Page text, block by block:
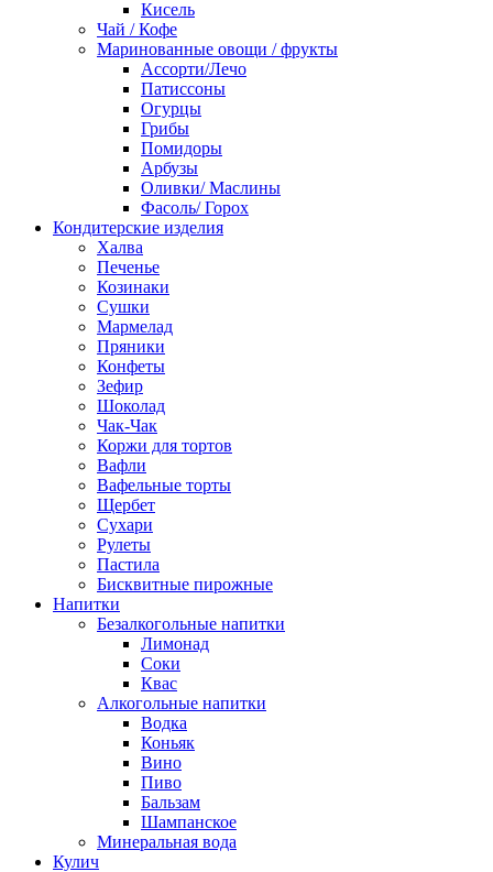
Кисель
Чай / Кофе
Маринованные овощи / фрукты
Ассорти/Лечо
Патиссоны
Огурцы
Грибы
Помидоры
Арбузы
Оливки/ Маслины
Фасоль/ Горох
Кондитерские изделия
Халва
Печенье
Козинаки
Сушки
Мармелад
Пряники
Конфеты
Зефир
Шоколад
Чак-Чак
Коржи для тортов
Вафли
Вафельные торты
Щербет
Сухари
Рулеты
Пастила
Бисквитные пирожные
Напитки
Безалкогольные напитки
Лимонад
Соки
Квас
Алкогольные напитки
Водка
Коньяк
Вино
Пиво
Бальзам
Шампанское
Минеральная вода
Кулич